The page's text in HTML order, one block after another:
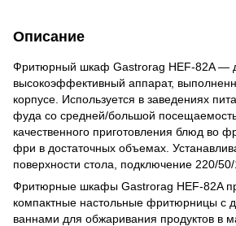
Описание
Фритюрный шкаф Gastrorag HEF-82A —
высокоэффективный аппарат,
корпусе. Используется в заведениях
фуда со средней/большой
качественного приготовления блюд во
фри в достаточных объемах.
поверхности стола, подключение 220/50/
Фритюрные шкафы Gastrorag HEF-82A
компактные настольные фритюрницы с
ваннами для обжаривания продуктов в